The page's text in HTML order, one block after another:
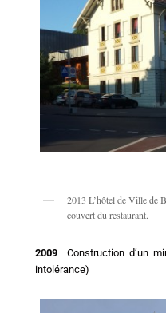
2013 L’hôtel de Ville de
couvert du restaurant.
2009 Construction d’un
intolérance)